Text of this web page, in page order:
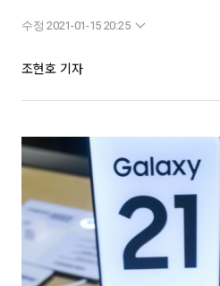
수정 2021-01-15 20:25
조현호 기자